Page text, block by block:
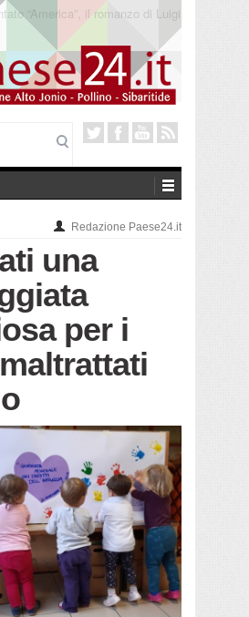
anni per la processione in mare
Rocco. Arriva la reliquia
Redazione Paese24.it
una
per i